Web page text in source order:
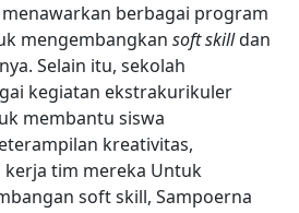
berbagai program
mengembangkan soft skilldan
Selain itu, sekolah
kegiatan ekstrakurikuler
membantu siswa
kreativitas,
tim mereka Untuk
soft skill, Sampoerna